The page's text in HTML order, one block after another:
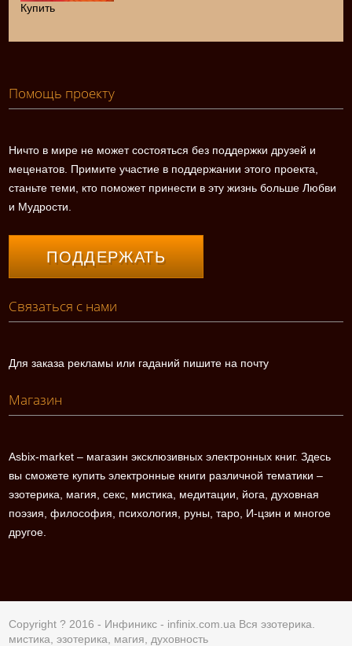
Купить
Помощь проекту
Ничто в мире не может состояться без поддержки друзей и
меценатов. Примите участие в поддержании этого проекта,
станьте теми, кто поможет принести в эту жизнь больше Любви
и Мудрости.
ПОДДЕРЖАТЬ
Связаться с нами
Для заказа рекламы или гаданий пишите на почту
Магазин
Asbix-market – магазин эксклюзивных электронных книг. Здесь
вы сможете купить электронные книги различной тематики –
эзотерика, магия, секс, мистика, медитации, йога, духовная
поэзия, философия, психология, руны, таро, И-цзин и многое
другое.
Copyright ? 2016 - Инфиникс - infinix.com.ua Вся эзотерика.
мистика, эзотерика, магия, духовность